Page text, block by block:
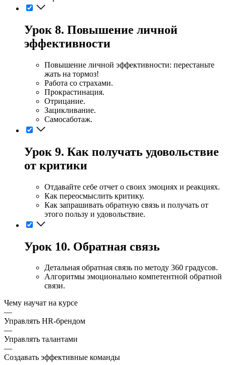
Урок 8. Повышение личной
эффективности
Повышение личной эффективности: перестаньте
жать на тормоз!
Работа со страхами.
Прокрастинация.
Отрицание.
Зацикливание.
Самосаботаж.
Урок 9. Как получать удовольствие
от критики
Отдавайте себе отчет о своих эмоциях и реакциях.
Как переосмыслить критику.
Как запрашивать обратную связь и получать от
этого пользу и удовольствие.
Урок 10. Обратная связь
Детальная обратная связь по методу 360 градусов.
Алгоритмы эмоционально компетентной обратной
связи.
Чему научат на курсе
—
Управлять HR-брендом
—
Управлять талантами
—
Создавать эффективные команды